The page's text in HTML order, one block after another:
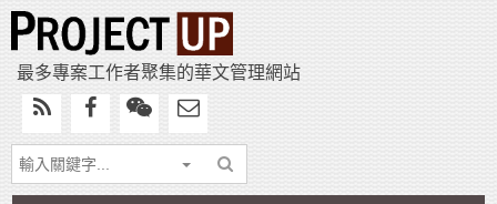
最多專案工作者聚集的華文管理網站